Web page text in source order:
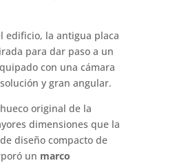
edificio, la antigua placa
para dar paso a un
con una cámara
y gran angular.
original de la
dimensiones que la
diseño compacto de
un marco